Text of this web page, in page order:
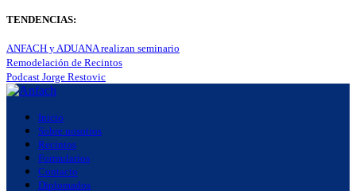
TENDENCIAS:
ANFACH y ADUANA realizan seminario
Remodelación de Recintos
Podcast Jorge Restovic
Inicio
Sobre nosotros
Recintos
Formularios
Contacto
Diplomados